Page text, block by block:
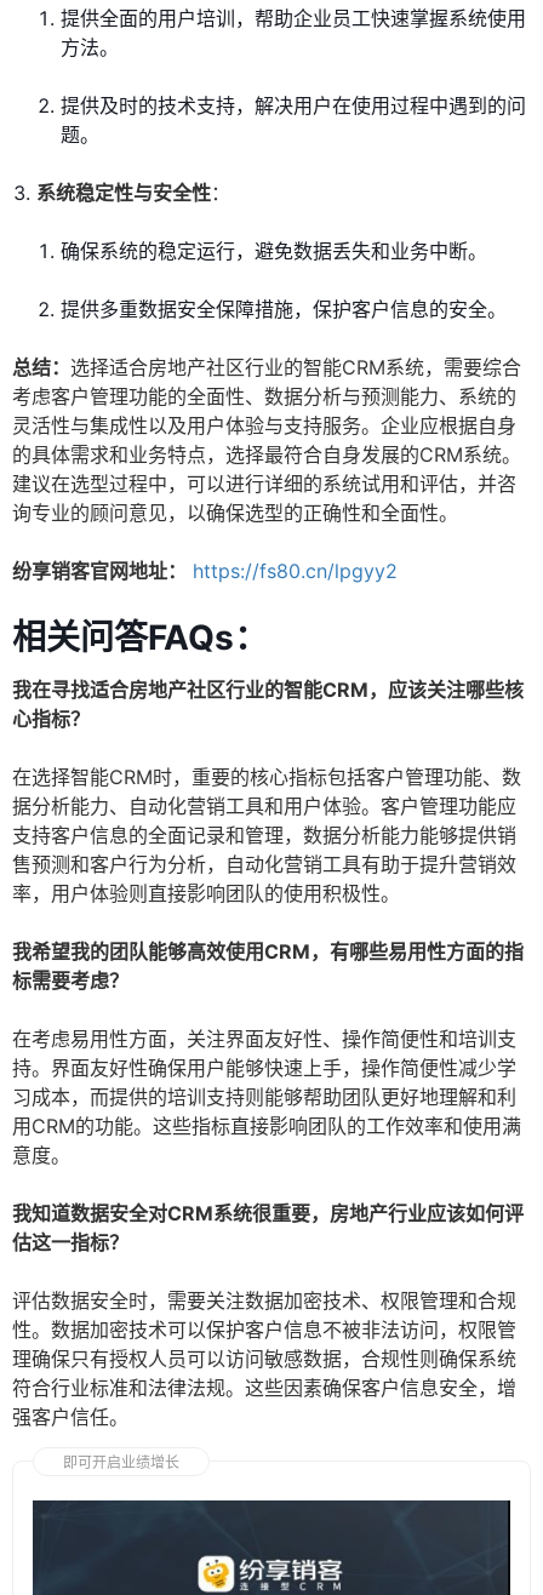
提供全面的用户培训，帮助企业员工快速掌握系统使用
方法。
提供及时的技术支持，解决用户在使用过程中遇到的问
题。
系统稳定性与安全性：
确保系统的稳定运行，避免数据丢失和业务中断。
提供多重数据安全保障措施，保护客户信息的安全。
总结： 选择适合房地产社区行业的智能CRM系统，需要综合
考虑客户管理功能的全面性、数据分析与预测能力、系统的
灵活性与集成性以及用户体验与支持服务。企业应根据自身
的具体需求和业务特点，选择最符合自身发展的CRM系统。
建议在选型过程中，可以进行详细的系统试用和评估，并咨
询专业的顾问意见，以确保选型的正确性和全面性。
纷享销客官网地址： https://fs80.cn/lpgyy2
相关问答FAQs：
我在寻找适合房地产社区行业的智能CRM，应该关注哪些核
心指标？
在选择智能CRM时，重要的核心指标包括客户管理功能、数
据分析能力、自动化营销工具和用户体验。客户管理功能应
支持客户信息的全面记录和管理，数据分析能力能够提供销
售预测和客户行为分析，自动化营销工具有助于提升营销效
率，用户体验则直接影响团队的使用积极性。
我希望我的团队能够高效使用CRM，有哪些易用性方面的指
标需要考虑？
在考虑易用性方面，关注界面友好性、操作简便性和培训支
持。界面友好性确保用户能够快速上手，操作简便性减少学
习成本，而提供的培训支持则能够帮助团队更好地理解和利
用CRM的功能。这些指标直接影响团队的工作效率和使用满
意度。
我知道数据安全对CRM系统很重要，房地产行业应该如何评
估这一指标？
评估数据安全时，需要关注数据加密技术、权限管理和合规
性。数据加密技术可以保护客户信息不被非法访问，权限管
理确保只有授权人员可以访问敏感数据，合规性则确保系统
符合行业标准和法律法规。这些因素确保客户信息安全，增
强客户信任。
即可开启业绩增长